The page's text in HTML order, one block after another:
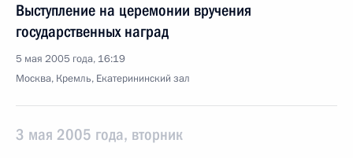
Выступление на церемонии вручения
государственных наград
5 мая 2005 года, 16:19
Москва, Кремль, Екатерининский зал
3 мая 2005 года, вторник